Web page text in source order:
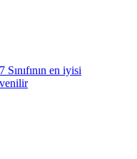
Sınıfının en iyisi